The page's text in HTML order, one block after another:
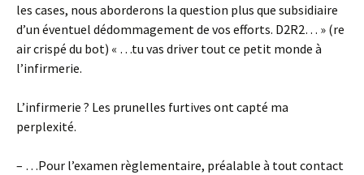
les cases, nous aborderons la question plus que subsidiaire
d’un éventuel dédommagement de vos efforts. D2R2… » (re
air crispé du bot) « …tu vas driver tout ce petit monde à
l’infirmerie.
L’infirmerie ? Les prunelles furtives ont capté ma
perplexité.
– …Pour l’examen règlementaire, préalable à tout contact